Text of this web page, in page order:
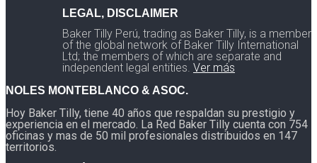
LEGAL, DISCLAIMER
Baker Tilly Perú, trading as Baker Tilly, is a member
of the global network of Baker Tilly International
Ltd; the members of which are separate and
independent legal entities. Ver más
NOLES MONTEBLANCO & ASOC.
Hoy Baker Tilly, tiene 40 años que respaldan su prestigio y
experiencia en el mercado. La Red Baker Tilly cuenta con 754
oficinas y mas de 50 mil profesionales distribuidos en 147
territorios.